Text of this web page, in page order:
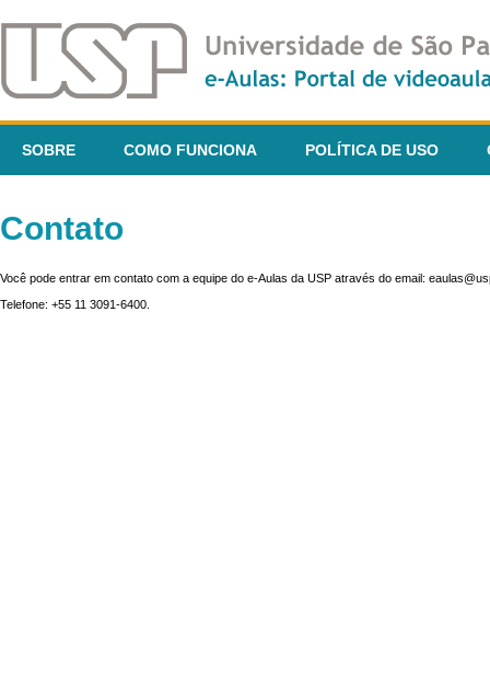
SOBRE COMO FUNCIONA POLÍTICA DE USO
Contato
Você pode entrar em contato com a equipe do e-Aulas da USP através do email:
Telefone: +55 11 3091-6400.